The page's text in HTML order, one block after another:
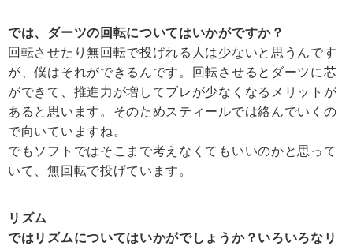
では、ダーツの回転についてはいかがですか？
回転させたり無回転で投げれる人は少ないと思うんです
が、僕はそれができるんです。回転させるとダーツに芯
ができて、推進力が増してブレが少なくなるメリットが
あると思います。そのためスティールでは絡んでいくの
で向いていますね。
でもソフトではそこまで考えなくてもいいのかと思って
いて、無回転で投げています。
リズム
ではリズムについてはいかがでしょうか？いろいろなリ